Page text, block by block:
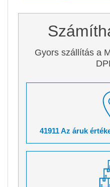
Gyors szállítás a
41911 Az áruk